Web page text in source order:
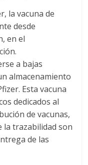
la vacuna de
desde
en el
a bajas
almacenamiento
Esta vacuna
dedicados al
de vacunas,
la trazabilidad son
de las